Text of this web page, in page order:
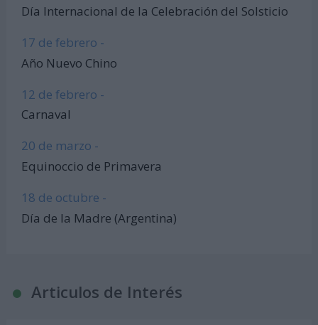
Día Internacional de la Celebración del Solsticio
17 de febrero -
Año Nuevo Chino
12 de febrero -
Carnaval
20 de marzo -
Equinoccio de Primavera
18 de octubre -
Día de la Madre (Argentina)
Articulos de Interés